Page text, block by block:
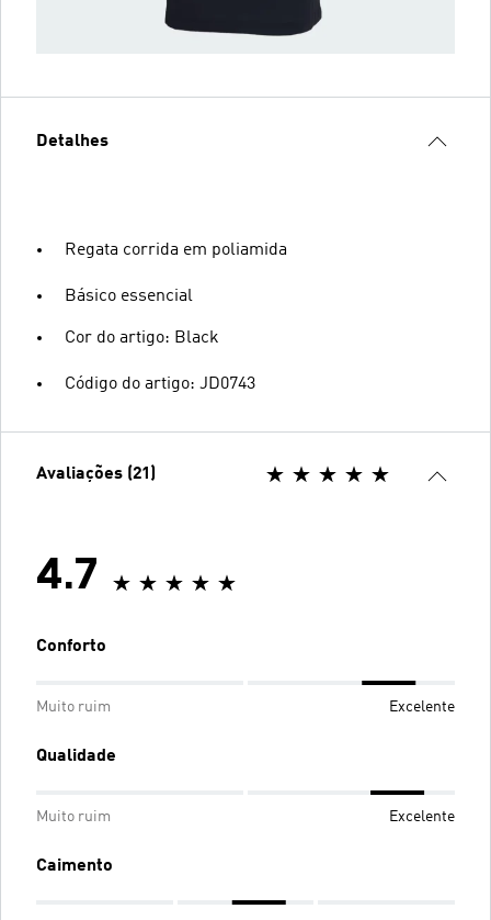
Detalhes
Regata corrida em poliamida
Básico essencial
Cor do artigo: Black
Código do artigo: JD0743
Avaliações (21)
4.7
Conforto
Muito ruim Excelente
Qualidade
Muito ruim Excelente
Caimento